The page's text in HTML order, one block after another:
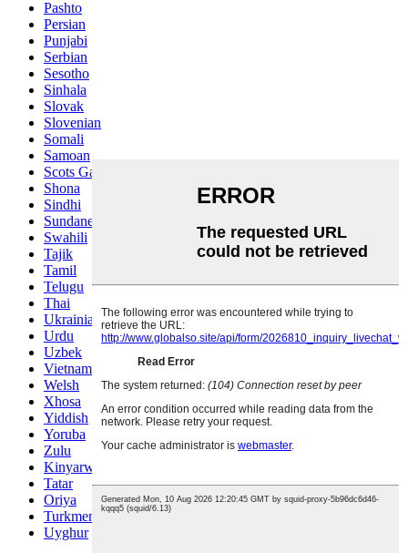
Pashto
Persian
Punjabi
Serbian
Sesotho
Sinhala
Slovak
Slovenian
Somali
Samoan
Scots Gaelic
Shona
Sindhi
Sundanese
Swahili
Tajik
Tamil
Telugu
Thai
Ukrainian
Urdu
Uzbek
Vietnamese
Welsh
Xhosa
Yiddish
Yoruba
Zulu
Kinyarwanda
Tatar
Oriya
Turkmen
Uyghur